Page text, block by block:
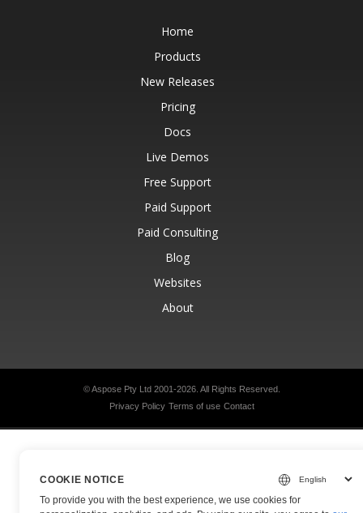
Home
Products
New Releases
Pricing
Docs
Live Demos
Free Support
Paid Support
Paid Consulting
Blog
Websites
About
© Aspose Pty Ltd 2001-2026. All Rights Reserved.
Privacy Policy Terms of use Contact
COOKIE NOTICE
To provide you with the best experience, we use cookies for